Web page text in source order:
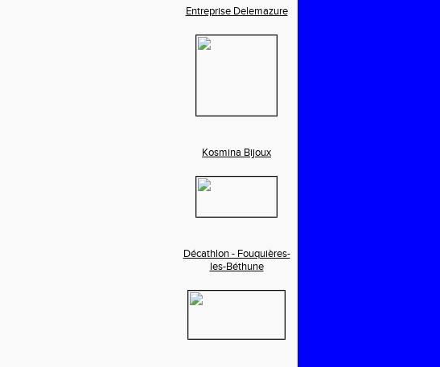
Entreprise Delemazure
Kosmina Bijoux
Décathlon - Fouquières-
les-Béthune